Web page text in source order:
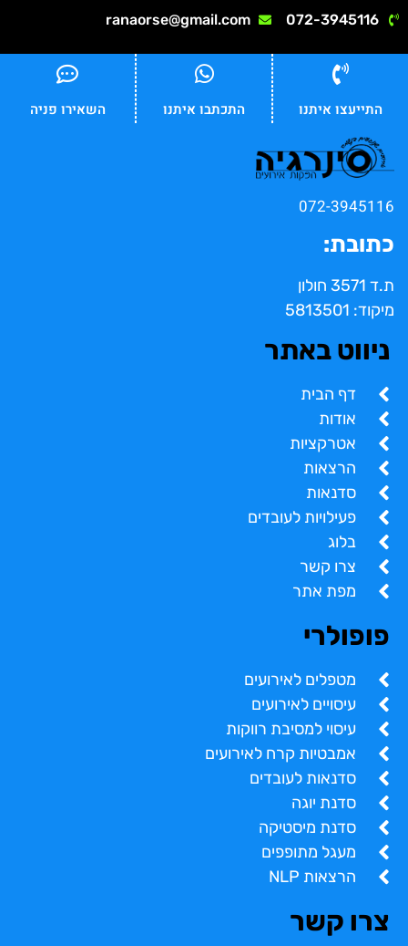
072-3945116
ranaorse@gmail.com
התייעצו איתנו התכתבו איתנו השאירו פניה
072-3945116
כתובת:
ת.ד 3571 חולון
מיקוד: 5813501
ניווט באתר
דף הבית
אודות
אטרקציות
הרצאות
סדנאות
פעילויות לעובדים
בלוג
צרו קשר
מפת אתר
פופולרי
מטפלים לאירועים
עיסויים לאירועים
עיסוי למסיבת רווקות
אמבטיות קרח לאירועים
סדנאות לעובדים
סדנת יוגה
סדנת מיסטיקה
מעגל מתופפים
הרצאות NLP
צרו קשר